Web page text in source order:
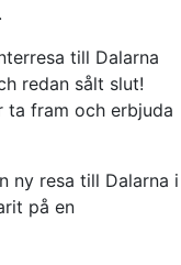
till Dalarna
redan sålt slut!
fram och erbjuda
ny resa till Dalarna i
på en